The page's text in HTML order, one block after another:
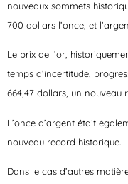
nouveaux sommets
700 dollars l’once, et
Le prix de l’or,
temps d’incertitude,
664,47 dollars, un nouveau
L’once d’argent était
nouveau record historique.
Dans le cas d’autres